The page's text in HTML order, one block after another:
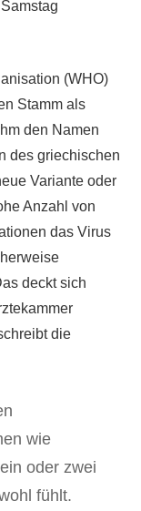
(WHO)
Stamm als
den Namen
des griechischen
Variante oder
Anzahl von
das Virus
deckt sich
die
wie
oder zwei
fühlt.